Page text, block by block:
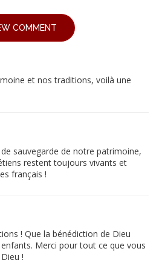
COMMENT
et nos traditions, voilà une
sauvegarde de notre patrimoine,
restent toujours vivants et
français !
! Que la bénédiction de Dieu
Merci pour tout ce que vous
!